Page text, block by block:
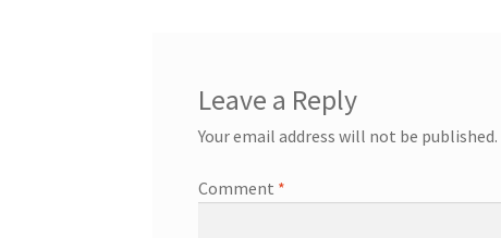
Leave a Reply
Your email address will not be published.
Comment *